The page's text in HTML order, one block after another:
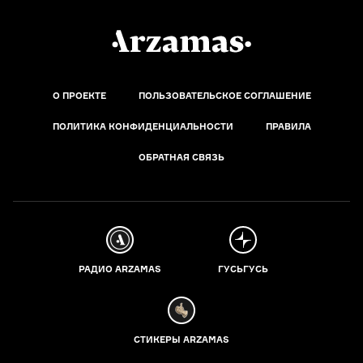
О ПРОЕКТЕ ПОЛЬЗОВАТЕЛЬСКОЕ СОГЛАШЕНИЕ
ПОЛИТИКА КОНФИДЕНЦИАЛЬНОСТИ ПРАВИЛА
ОБРАТНАЯ СВЯЗЬ
РАДИО ARZAMAS ГУСЬГУСЬ
СТИКЕРЫ ARZAMAS